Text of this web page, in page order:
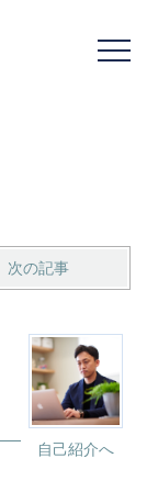
次の記事
自己紹介へ